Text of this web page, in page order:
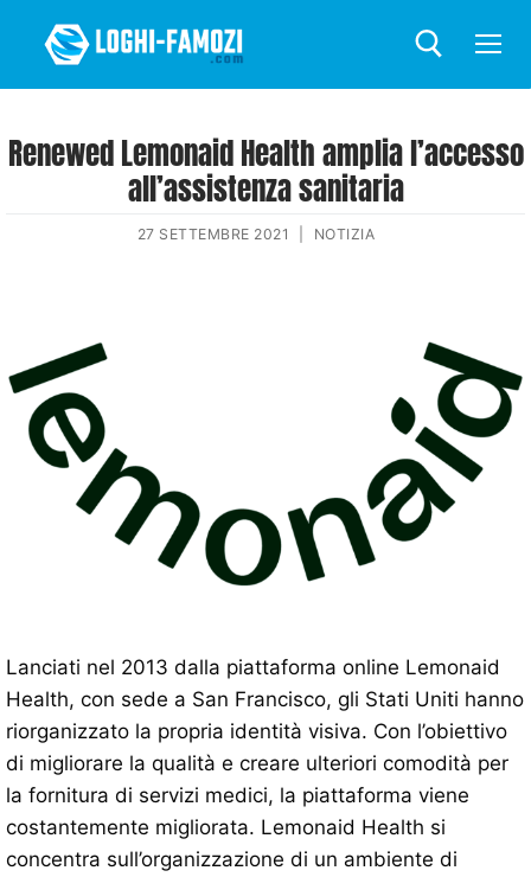
Renewed Lemonaid Health amplia l’accesso
all’assistenza sanitaria
27 SETTEMBRE 2021 NOTIZIA
Lanciati nel 2013 dalla piattaforma online Lemonaid
Health, con sede a San Francisco, gli Stati Uniti hanno
riorganizzato la propria identità visiva. Con l’obiettivo
di migliorare la qualità e creare ulteriori comodità per
la fornitura di servizi medici, la piattaforma viene
costantemente migliorata. Lemonaid Health si
concentra sull’organizzazione di un ambiente di